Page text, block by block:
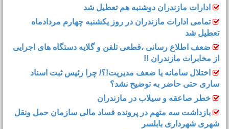
ادارات مازندران دوشنبه هم تعطیل شد
تمامی ادارات مازندران در روز یکشنبه چهارم مردادماه
تعطیل شد
ضعف اطلاع رسانی ،قطعی تلفن و گلایه دستگاه های اجرایی
از مخابرات مازندران !!
اختلال سامانه یا ضعف مدیریت!؟/ چرا رئیس ثبت اسناد
ساری حتی حاضر به توضیح نشد؟
خطر صاعقه و سیلاب در مازندران
بازداشت سه متهم در پرونده فساد مالی سازمان حمل‌ ونقل
شهری شهرداری بابلسر